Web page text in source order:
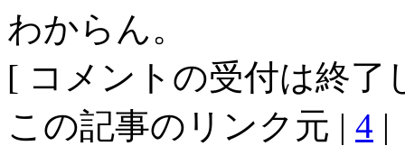
わからん。
[ コメントの受付は終了
この記事のリンク元 | 4 |